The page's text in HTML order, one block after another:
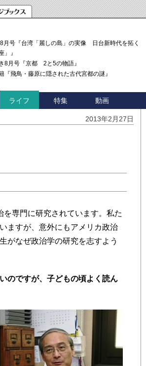
月号『台湾「麗しの島」の実像 日台新時代を拓く「3
」』
8月号『京都 2と5の物語』
『飛鳥・藤原に隠された古代宮都の謎』
ライフ 特集 動画
2013年2月27日
専門に研究されています。私た
ますが、意外にもアメリカ政治
がなぜ政治学の研究を志すよう
のですが、子どもの頃よく読ん